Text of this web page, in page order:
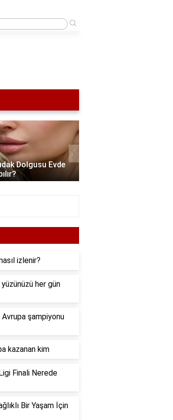
Dolgusu Evde
›
izlenir?
her gün
şampiyonu
kazanan kim
Finali Nerede
Bir Yaşam İçin